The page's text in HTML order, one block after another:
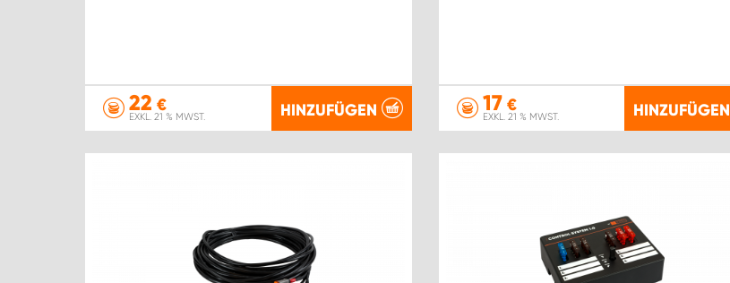
22 €
EXKL. 21 % MWST. HINZUFÜGEN 17€
EXKL. 21 % MWST. HINZUFÜGEN